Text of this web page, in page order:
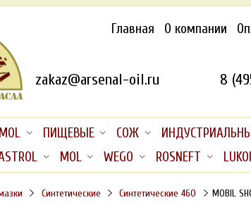
Главная О компании
zakaz@arsenal-oil.ru 8
ПИЩЕВЫЕ СОЖ
MOL WEGO ROSNEFT
Синтетические Синтетические 460 MOBIL